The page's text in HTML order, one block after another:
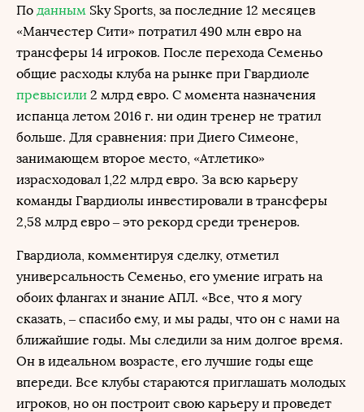
По данным Sky Sports, за последние 12 месяцев
«Манчестер Сити» потратил 490 млн евро на
трансферы 14 игроков. После перехода Семеньо
общие расходы клуба на рынке при Гвардиоле
превысили 2 млрд евро. С момента назначения
испанца летом 2016 г. ни один тренер не тратил
больше. Для сравнения: при Диего Симеоне,
занимающем второе место, «Атлетико»
израсходовал 1,22 млрд евро. За всю карьеру
команды Гвардиолы инвестировали в трансферы
2,58 млрд евро – это рекорд среди тренеров.
Гвардиола, комментируя сделку, отметил
универсальность Семеньо, его умение играть на
обоих флангах и знание АПЛ. «Все, что я могу
сказать, – спасибо ему, и мы рады, что он с нами на
ближайшие годы. Мы следили за ним долгое время.
Он в идеальном возрасте, его лучшие годы еще
впереди. Все клубы стараются приглашать молодых
игроков, но он построит свою карьеру и проведет